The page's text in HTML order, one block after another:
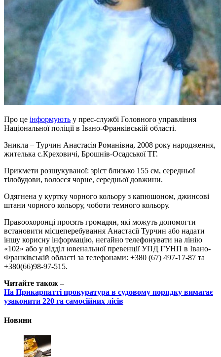
Про це інформують у прес-службі Головного управління
Національної поліції в Івано-Франківській області.
Зникла – Турчин Анастасія Романівна, 2008 року народження,
жителька с.Креховичі, Брошнів-Осадської ТГ.
Прикмети розшукуваної: зріст близько 155 см, середньої
тілобудови, волосся чорне, середньої довжини.
Одягнена у куртку чорного кольору з капюшоном, джинсові
штани чорного кольору, чоботи темного кольору.
Правоохоронці просять громадян, які можуть допомогти
встановити місцеперебування Анастасії Турчин або надати
іншу корисну інформацію, негайно телефонувати на лінію
«102» або у відділ ювенальної превенції УПД ГУНП в Івано-
Франківській області за телефонами: +380 (67) 497-17-87 та
+380(66)98-97-515.
Читайте також –
На Прикарпатті прокуратура в судовому порядку вимагає
узаконити 220 га самосійних лісів
Новини